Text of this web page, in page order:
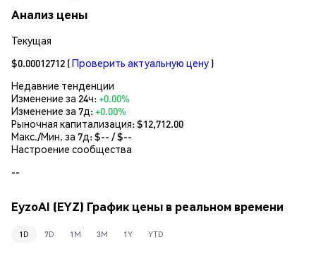
Анализ цены
Текущая
$0.00012712 (Проверить актуальную цену )
Недавние тенденции
Изменение за 24ч:+0.00%
Изменение за 7д:+0.00%
Рыночная капитализация:$12,712.00
Макс./Мин. за 7д: $-- / $--
Настроение сообщества
--
EyzoAI (EYZ) График цены в реальном времени
1D 7D 1M 3M 1Y YTD